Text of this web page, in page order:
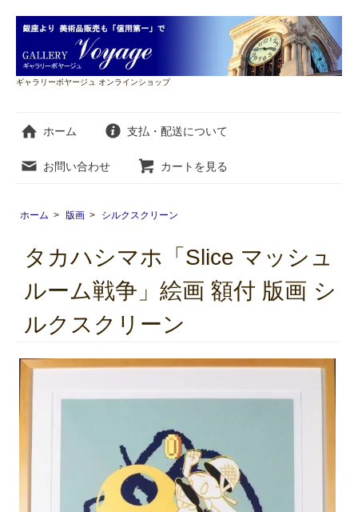
ギャラリーボヤージュ オンラインショップ
ホーム 支払・配送について
お問い合わせ カートを見る
ホーム > 版画 > シルクスクリーン
タカハシマホ「Slice マッシュ
ルーム戦争」絵画 額付 版画 シ
ルクスクリーン